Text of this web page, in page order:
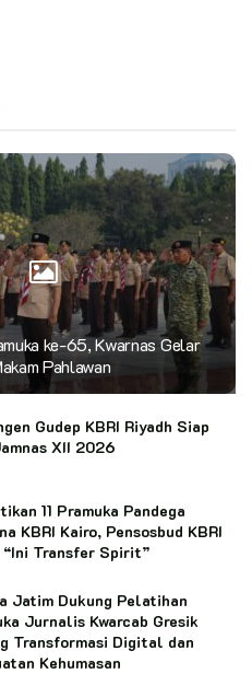
ke-65, Kwarnas Gelar
Pahlawan
Gudep KBRI Riyadh Siap
XII 2026
11 Pramuka Pandega
KBRI Kairo, Pensosbud KBRI
“Ini Transfer Spirit”
Jatim Dukung Pelatihan
Jurnalis Kwarcab Gresik
Transformasi Digital dan
Kehumasan